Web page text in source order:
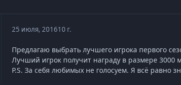
25 июля, 201610 г.
Предлагаю выбрать лучшего игрока первого
Лучший игрок получит награду в размере 3000
P.S. За себя любимых не голосуем. Я всё равно